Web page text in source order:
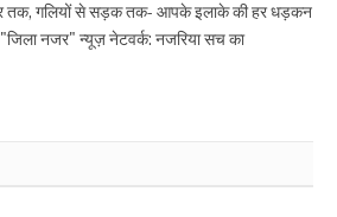
तक, गलियों से सड़क तक- आपके इलाके की हर धड़कन
नजर" न्यूज़ नेटवर्क: नजरिया सच का